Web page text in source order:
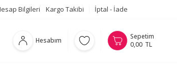
Bilgileri Kargo Takibi İptal - İade
Hesabım
Sepetim
0,00 TL